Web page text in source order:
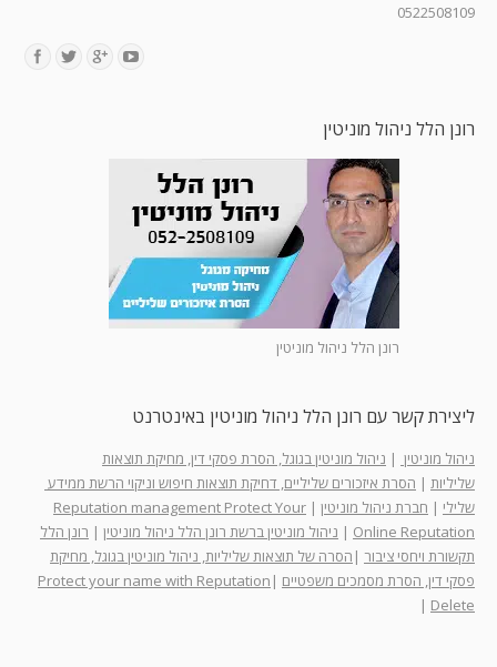
0522508109
רונן הלל ניהול מוניטין
רונן הלל ניהול מוניטין
ליצירת קשר עם רונן הלל ניהול מוניטין באינטרנט
ניהול מוניטין | ניהול מוניטין בגוגל, הסרת פסקי דין, מחיקת תוצאות
שליליות | הסרת איזכורים שליליים, דחיקת תוצאות חיפוש וניקוי הרשת ממידע
שלילי | חברת ניהול מוניטין |
Reputation management Protect Your
Online Reputation
| ניהול מוניטין ברשת רונן הלל ניהול מוניטין | רונן הלל
תקשורת ויחסי ציבור | הסרה של תוצאות שליליות, ניהול מוניטין בגוגל, מחיקת
פסקי דין, הסרת מסמכים משפטיים |
Protect your name with Reputation
Delete
|